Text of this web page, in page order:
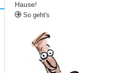
Hause!
So geht's